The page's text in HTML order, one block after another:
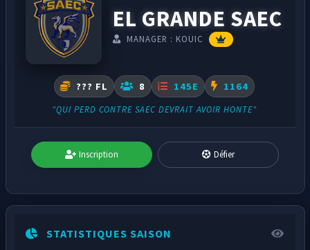
EL GRANDE SAEC
MANAGER : KOUIC
??? FL 8 145E 1164
"QUI PERD CONTRE SAEC DEVRAIT AVOIR HONTE"
Inscription Défier
STATISTIQUES SAISON